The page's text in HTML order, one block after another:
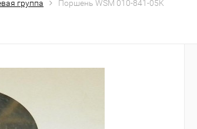
группа Поршень WSM 010-841-05K